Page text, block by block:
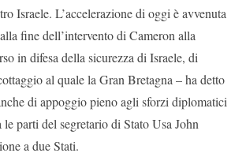
Israele. L’accelerazione di oggi è avvenuta
fine dell’intervento di Cameron alla
in difesa della sicurezza di Israele, di
al quale la Gran Bretagna – ha detto
di appoggio pieno agli sforzi diplomatici
parti del segretario di Stato Usa John
a due Stati.